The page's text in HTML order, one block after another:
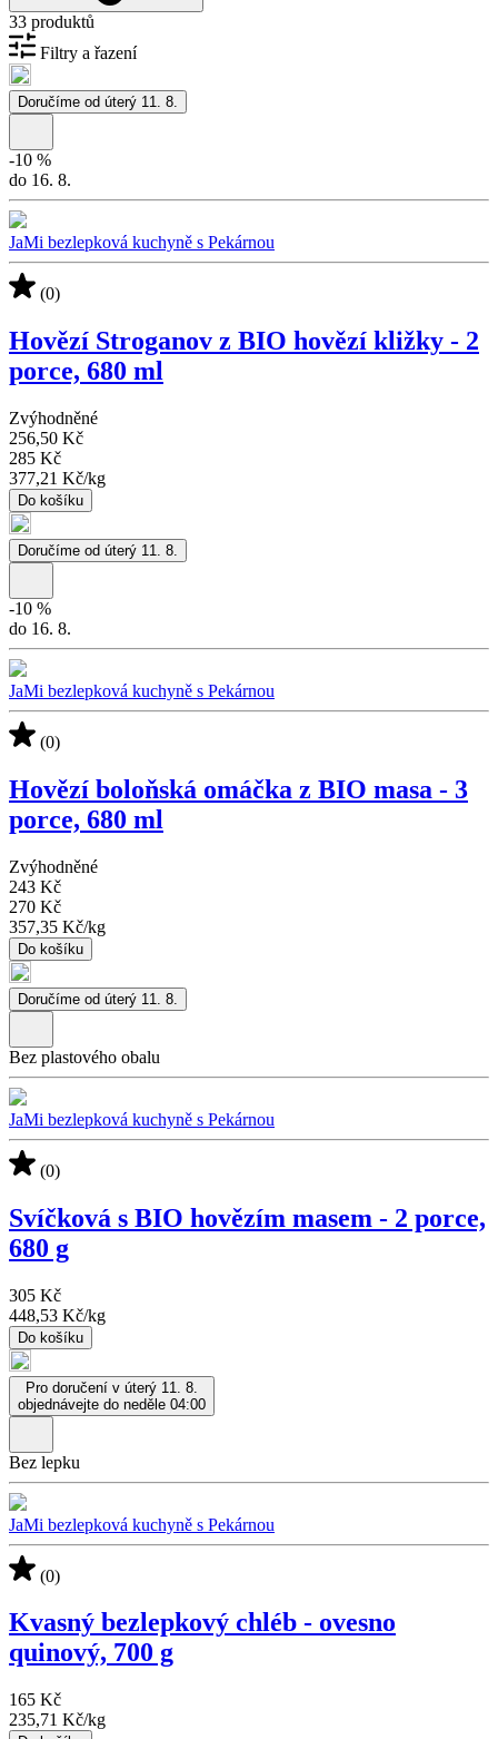
33 produktů
Filtry a řazení
Doručíme od úterý 11. 8.
-10 %
do 16. 8.
JaMi bezlepková kuchyně s Pekárnou
(0)
Hovězí Stroganov z BIO hovězí kližky - 2
porce, 680 ml
Zvýhodněné
256,50 Kč
285 Kč
377,21 Kč/kg
Do košíku
Doručíme od úterý 11. 8.
-10 %
do 16. 8.
JaMi bezlepková kuchyně s Pekárnou
(0)
Hovězí boloňská omáčka z BIO masa - 3
porce, 680 ml
Zvýhodněné
243 Kč
270 Kč
357,35 Kč/kg
Do košíku
Doručíme od úterý 11. 8.
Bez plastového obalu
JaMi bezlepková kuchyně s Pekárnou
(0)
Svíčková s BIO hovězím masem - 2 porce,
680 g
305 Kč
448,53 Kč/kg
Do košíku
Pro doručení v úterý 11. 8.
objednávejte do neděle 04:00
Bez lepku
JaMi bezlepková kuchyně s Pekárnou
(0)
Kvasný bezlepkový chléb - ovesno
quinový, 700 g
165 Kč
235,71 Kč/kg